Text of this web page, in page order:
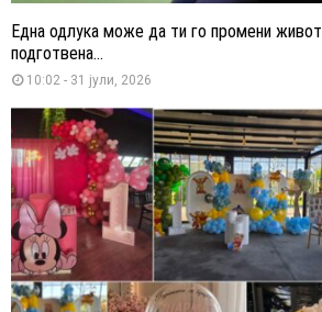
Една одлука може да ти го промени
подготвена...
10:02 - 31 јули, 2026